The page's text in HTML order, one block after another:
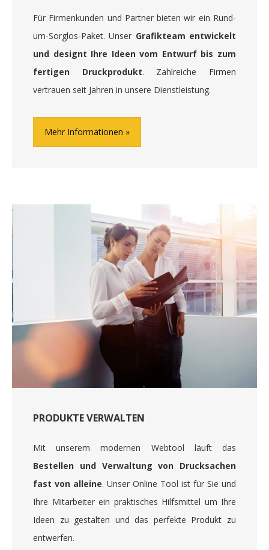
Für Firmenkunden und Partner bieten wir ein Rund-
um-Sorglos-Paket. Unser Grafikteam entwickelt
und designt Ihre Ideen vom Entwurf bis zum
fertigen Druckprodukt. Zahlreiche Firmen
vertrauen seit Jahren in unsere Dienstleistung.
Mehr Informationen
PRODUKTE VERWALTEN
Mit unserem modernen Webtool läuft das
Bestellen und Verwaltung von Drucksachen
fast von alleine. Unser Online Tool ist für Sie und
Ihre Mitarbeiter ein praktisches Hilfsmittel um Ihre
Ideen zu gestalten und das perfekte Produkt zu
entwerfen.